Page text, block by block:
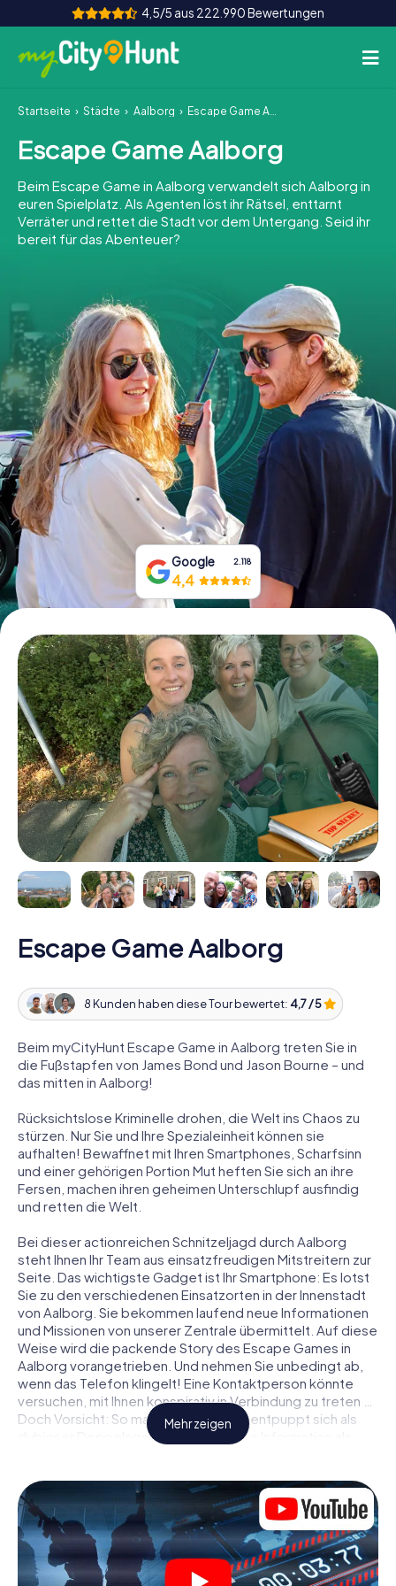
4,5/5 aus 222.990 Bewertungen
So funktioniert's
Städte
Touren
Teamevent
INT AT CH
DE
ES
FR UK
IE
IT
NL
Tickets buchen
Gutscheine bestellen
Startseite Städte Aalborg Escape Game Aalborg
Escape Game Aalborg
Beim Escape Game in Aalborg verwandelt sich Aalborg in
euren Spielplatz. Als Agenten löst ihr Rätsel, enttarnt
Verräter und rettet die Stadt vor dem Untergang. Seid ihr
bereit für das Abenteuer?
Google 2.118
4,4
Escape Game Aalborg
8 Kunden haben diese Tour bewertet: 4,7 / 5
Beim myCityHunt Escape Game in Aalborg treten Sie in
die Fußstapfen von James Bond und Jason Bourne – und
das mitten in Aalborg!
Rücksichtslose Kriminelle drohen, die Welt ins Chaos zu
stürzen. Nur Sie und Ihre Spezialeinheit können sie
aufhalten! Bewaffnet mit Ihren Smartphones, Scharfsinn
und einer gehörigen Portion Mut heften Sie sich an ihre
Fersen, machen ihren geheimen Unterschlupf ausfindig
und retten die Welt.
Bei dieser actionreichen Schnitzeljagd durch Aalborg
steht Ihnen Ihr Team aus einsatzfreudigen Mitstreitern zur
Seite. Das wichtigste Gadget ist Ihr Smartphone: Es lotst
Sie zu den verschiedenen Einsatzorten in der Innenstadt
von Aalborg. Sie bekommen laufend neue Informationen
und Missionen von unserer Zentrale übermittelt. Auf diese
Weise wird die packende Story des Escape Games in
Aalborg vorangetrieben. Und nehmen Sie unbedingt ab,
wenn das Telefon klingelt! Eine Kontaktperson könnte
versuchen, mit Ihnen konspirativ in Verbindung zu treten …
Doch Vorsicht: So mancher Informant entpuppt sich als
dubioser Doppelagent und so manche Information als
Sie niemandem!
Anders als in einem klassischen Escape Room in Aalborg
sind Sie also nicht in ein Zimmer eingesperrt, aus dem Sie
sich in einem vorgegebenen Zeitfenster befreien
müssen. Diese Smartphone Schnitzeljagd erklärt ganz
Mehr zeigen